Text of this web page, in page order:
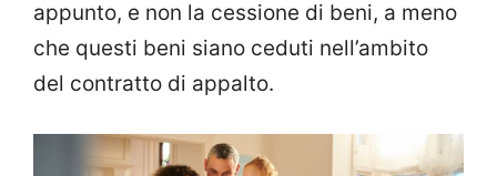
appunto, e non la cessione di beni, a meno
che questi beni siano ceduti nell’ambito
del contratto di appalto.